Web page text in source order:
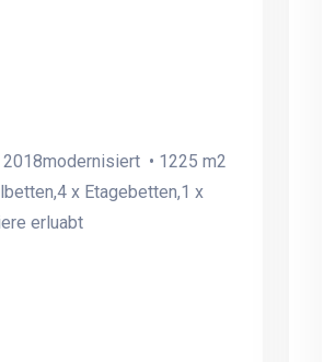
• 1225 m2
x Etagebetten,1 x
erluabt
Ferienhaus für 26 Personen
390 m2 mit 9 Schlafzimmern
- Westjütland nah Søndervig